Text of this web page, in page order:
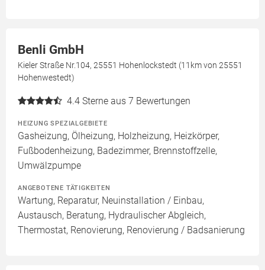
Benli GmbH
Kieler Straße Nr.104, 25551 Hohenlockstedt (11km von 25551
Hohenwestedt)
4.4 Sterne aus 7 Bewertungen
HEIZUNG SPEZIALGEBIETE
Gasheizung, Ölheizung, Holzheizung, Heizkörper,
Fußbodenheizung, Badezimmer, Brennstoffzelle,
Umwälzpumpe
ANGEBOTENE TÄTIGKEITEN
Wartung, Reparatur, Neuinstallation / Einbau,
Austausch, Beratung, Hydraulischer Abgleich,
Thermostat, Renovierung, Renovierung / Badsanierung